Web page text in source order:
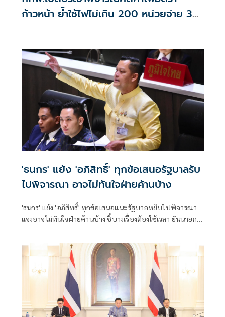
ก้าวหน้า ย้ำใช้ไฟไม่เกิน 200 หน่วยจ่าย 3
'ธนกร' แย้ง 'อภิสิทธิ์' ทุกข้อเสนอรัฐบาลรับ
ไปพิจารณา อาจไม่ทันใจฝ่ายค้านบ้าง
'ธนกร' แย้ง 'อภิสิทธิ์' ทุกข้อเสนอแนะรัฐบาลหยิบไปพิจารณา
แจงอาจไม่ทันใจฝ่ายค้านบ้าง ชี้บางเรื่องต้องใช้เวลา ยันนายกฯ